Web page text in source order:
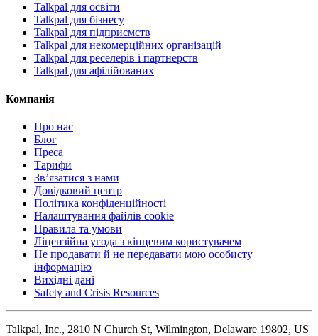
Talkpal для освіти
Talkpal для бізнесу
Talkpal для підприємств
Talkpal для некомерційних організацій
Talkpal для реселерів і партнерств
Talkpal для афілійованих
Компанія
Про нас
Блог
Преса
Тарифи
Зв’язатися з нами
Довідковий центр
Політика конфіденційності
Налаштування файлів cookie
Правила та умови
Ліцензійна угода з кінцевим користувачем
Не продавати й не передавати мою особисту
інформацію
Вихідні дані
Safety and Crisis Resources
Talkpal, Inc., 2810 N Church St, Wilmington, Delaware 19802, US